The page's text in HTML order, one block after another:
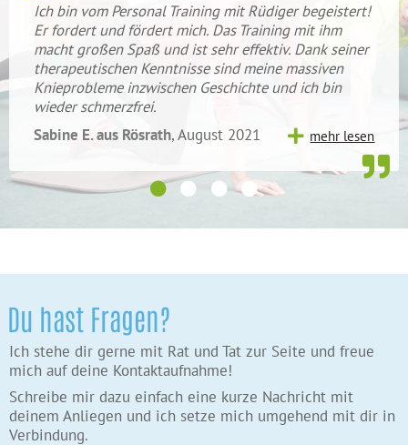
Ich bin vom Personal Training mit Rüdiger begeistert!
Er fordert und fördert mich. Das Training mit ihm
macht großen Spaß und ist sehr effektiv. Dank seiner
therapeutischen Kenntnisse sind meine massiven
Knieprobleme inzwischen Geschichte und ich bin
wieder schmerzfrei.
Sabine E. aus Rösrath, August 2021 mehr lesen
Du hast Fragen?
Ich stehe dir gerne mit Rat und Tat zur Seite und freue
mich auf deine Kontaktaufnahme!
Schreibe mir dazu einfach eine kurze Nachricht mit
deinem Anliegen und ich setze mich umgehend mit dir in
Verbindung.